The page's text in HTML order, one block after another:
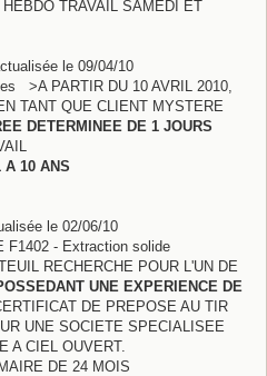
TRAVAIL SAMEDI ET
le 09/04/10
>A PARTIR DU 10 AVRIL 2010,
TANT QUE CLIENT MYSTERE
DETERMINEE DE 1 JOURS
A 10 ANS
le 02/06/10
F1402 - Extraction solide
RECHERCHE POUR L'UN DE
UNE EXPERIENCE DE
DE PREPOSE AU TIR
UNE SOCIETE SPECIALISEE
A CIEL OUVERT.
DE 24 MOIS